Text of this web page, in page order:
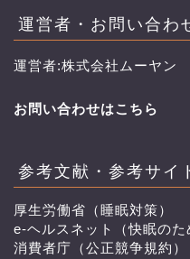
運営者・お問い合わ
運営者:株式会社ムーヤン
お問い合わせはこちら
参考文献・参考サイ
厚生労働省（睡眠対策）
e-ヘルスネット（快眠のた
消費者庁（公正競争規約）